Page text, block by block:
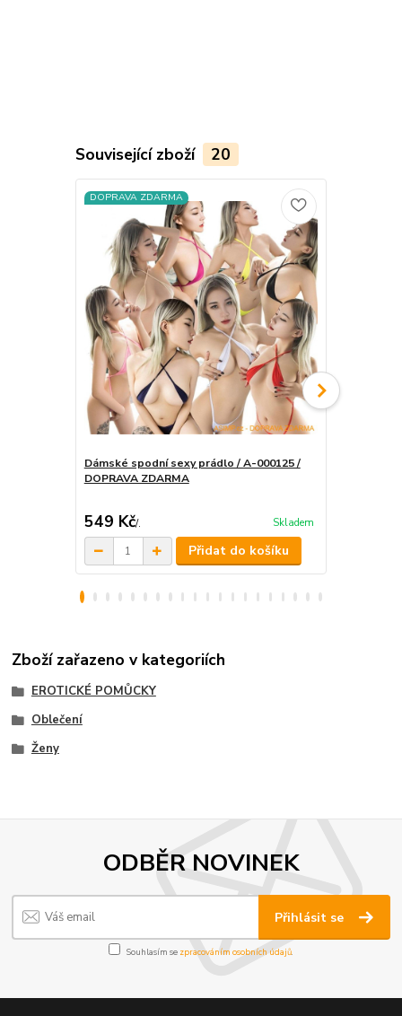
Související zboží 20
DOPRAVA ZDARMA
Dámské spodní sexy prádlo / A-000125 /
DOPRAVA ZDARMA
549 Kč/. Skladem
Přidat do košíku
Zboží zařazeno v kategoriích
EROTICKÉ POMŮCKY
Oblečení
Ženy
ODBĚR NOVINEK
Přihlásit se
Souhlasím se zpracováním osobních údajů.